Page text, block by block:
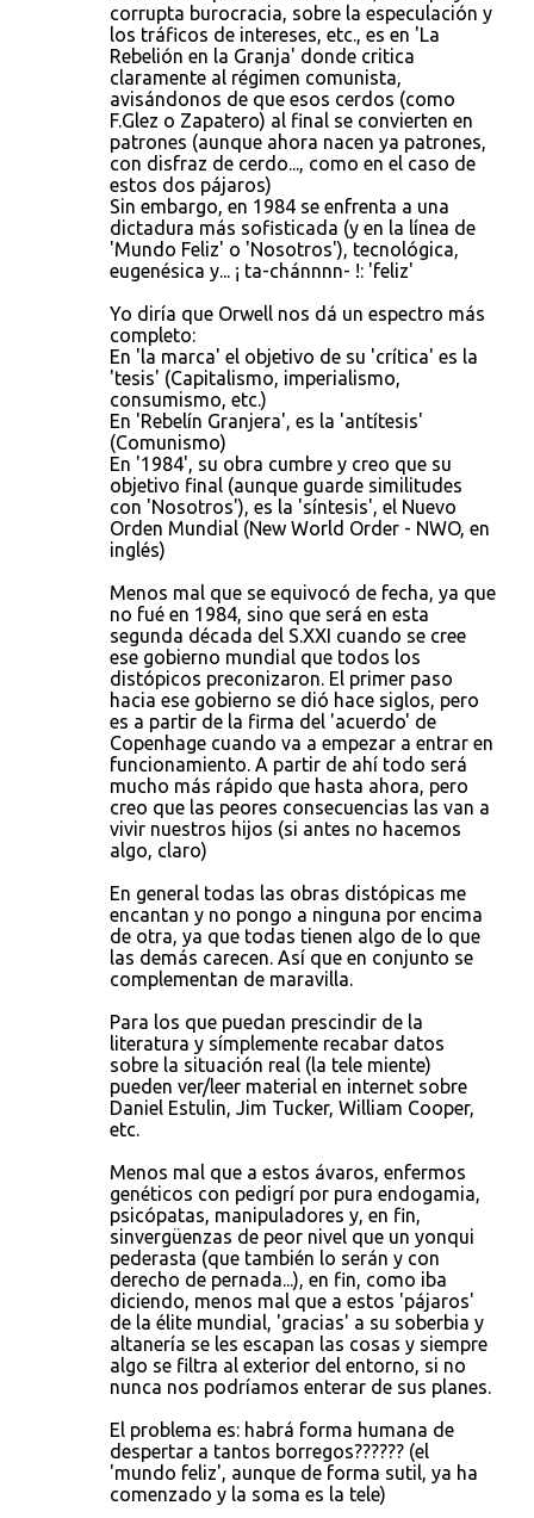
corrupta burocracia, sobre la especulación y
los tráficos de intereses, etc., es en 'La
Rebelión en la Granja' donde critica
claramente al régimen comunista,
avisándonos de que esos cerdos (como
F.Glez o Zapatero) al final se convierten en
patrones (aunque ahora nacen ya patrones,
con disfraz de cerdo..., como en el caso de
estos dos pájaros)
Sin embargo, en 1984 se enfrenta a una
dictadura más sofisticada (y en la línea de
'Mundo Feliz' o 'Nosotros'), tecnológica,
eugenésica y... ¡ ta-chánnnn- !: 'feliz'
Yo diría que Orwell nos dá un espectro más
completo:
En 'la marca' el objetivo de su 'crítica' es la
'tesis' (Capitalismo, imperialismo,
consumismo, etc.)
En 'Rebelín Granjera', es la 'antítesis'
(Comunismo)
En '1984', su obra cumbre y creo que su
objetivo final (aunque guarde similitudes
con 'Nosotros'), es la 'síntesis', el Nuevo
Orden Mundial (New World Order - NWO, en
inglés)
Menos mal que se equivocó de fecha, ya que
no fué en 1984, sino que será en esta
segunda década del S.XXI cuando se cree
ese gobierno mundial que todos los
distópicos preconizaron. El primer paso
hacia ese gobierno se dió hace siglos, pero
es a partir de la firma del 'acuerdo' de
Copenhage cuando va a empezar a entrar en
funcionamiento. A partir de ahí todo será
mucho más rápido que hasta ahora, pero
creo que las peores consecuencias las van a
vivir nuestros hijos (si antes no hacemos
algo, claro)
En general todas las obras distópicas me
encantan y no pongo a ninguna por encima
de otra, ya que todas tienen algo de lo que
las demás carecen. Así que en conjunto se
complementan de maravilla.
Para los que puedan prescindir de la
literatura y símplemente recabar datos
sobre la situación real (la tele miente)
pueden ver/leer material en internet sobre
Daniel Estulin, Jim Tucker, William Cooper,
etc.
Menos mal que a estos ávaros, enfermos
genéticos con pedigrí por pura endogamia,
psicópatas, manipuladores y, en fin,
sinvergüenzas de peor nivel que un yonqui
pederasta (que también lo serán y con
derecho de pernada...), en fin, como iba
diciendo, menos mal que a estos 'pájaros'
de la élite mundial, 'gracias' a su soberbia y
altanería se les escapan las cosas y siempre
algo se filtra al exterior del entorno, si no
nunca nos podríamos enterar de sus planes.
El problema es: habrá forma humana de
despertar a tantos borregos?????? (el
'mundo feliz', aunque de forma sutil, ya ha
comenzado y la soma es la tele)